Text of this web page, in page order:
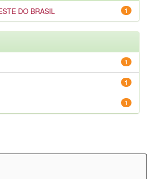
1
DO BRASIL
1
1
1